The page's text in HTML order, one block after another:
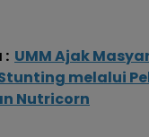
: UMM Ajak
melalui
Nutricorn